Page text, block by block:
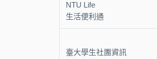
NTU Life
生活便利通
臺大學生社團資訊